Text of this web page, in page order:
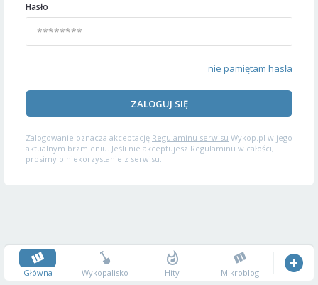
Hasło
nie pamiętam hasła
ZALOGUJ SIĘ
Zalogowanie oznacza akceptację Regulaminu serwisu Wykop.pl w jego
aktualnym brzmieniu. Jeśli nie akceptujesz Regulaminu w całości,
prosimy o niekorzystanie z serwisu.
Główna Wykopalisko Hity Mikroblog